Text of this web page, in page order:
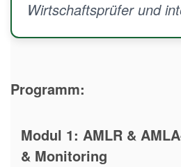
Wirtschaftsprüfer und
Programm:
Modul 1: AMLR &
& Monitoring